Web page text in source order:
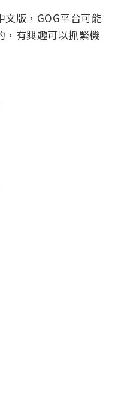
版，GOG平台可能
，有興趣可以抓緊機